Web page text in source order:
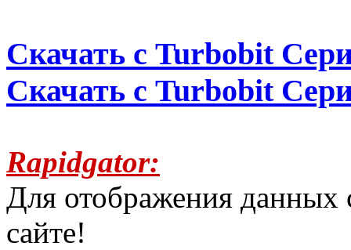
Скачать с Turbobit
Скачать с Turbobit
Rapidgator:
Для отображения
сайте!